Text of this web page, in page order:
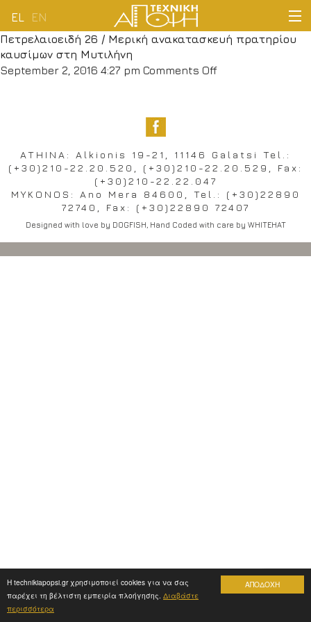
ΑΠΟΔΟΧΗ
Η technikiapopsi.gr χρησιμοποιεί cookies για να σας
παρέχει τη βέλτιστη εμπειρία πλοήγησης. Διαβάστε
περισσότερα
EL EN
HOME
ACTIVITIES
CUSTOMERS
NEWS
CONTACT
Πετρελαιοειδή 26 / Μερική ανακατασκευή πρατηρίου
καυσίμων στη Μυτιλήνη
September 2, 2016 4:27 pm Comments Offon
ανακατασκευή
πρατηρίου
στη
Μυτιλήνη
ATHINA: Alkionis 19-21, 11146 Galatsi Tel.:
(+30)210-22.20.520, (+30)210-22.20.529, Fax:
(+30)210-22.22.047
MYKONOS: Ano Mera 84600, Tel.: (+30)22890
72740, Fax: (+30)22890 72407
Designed with love by DOGFISH , Hand Coded with care by WHITEHAT